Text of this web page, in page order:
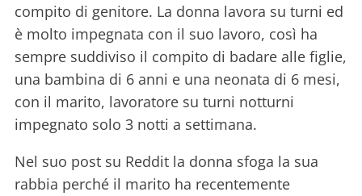
compito di genitore. La donna lavora su turni ed
è molto impegnata con il suo lavoro, così ha
sempre suddiviso il compito di badare alle figlie,
una bambina di 6 anni e una neonata di 6 mesi,
con il marito, lavoratore su turni notturni
impegnato solo 3 notti a settimana.
Nel suo post su Reddit la donna sfoga la sua
rabbia perché il marito ha recentemente